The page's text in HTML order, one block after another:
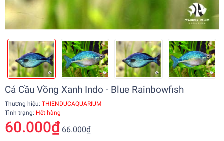
Cá Cầu Vồng Xanh Indo - Blue Rainbowfish
Thương hiệu: THIENDUCAQUARIUM
Tình trạng: Hết hàng
60.000₫ 66.000₫